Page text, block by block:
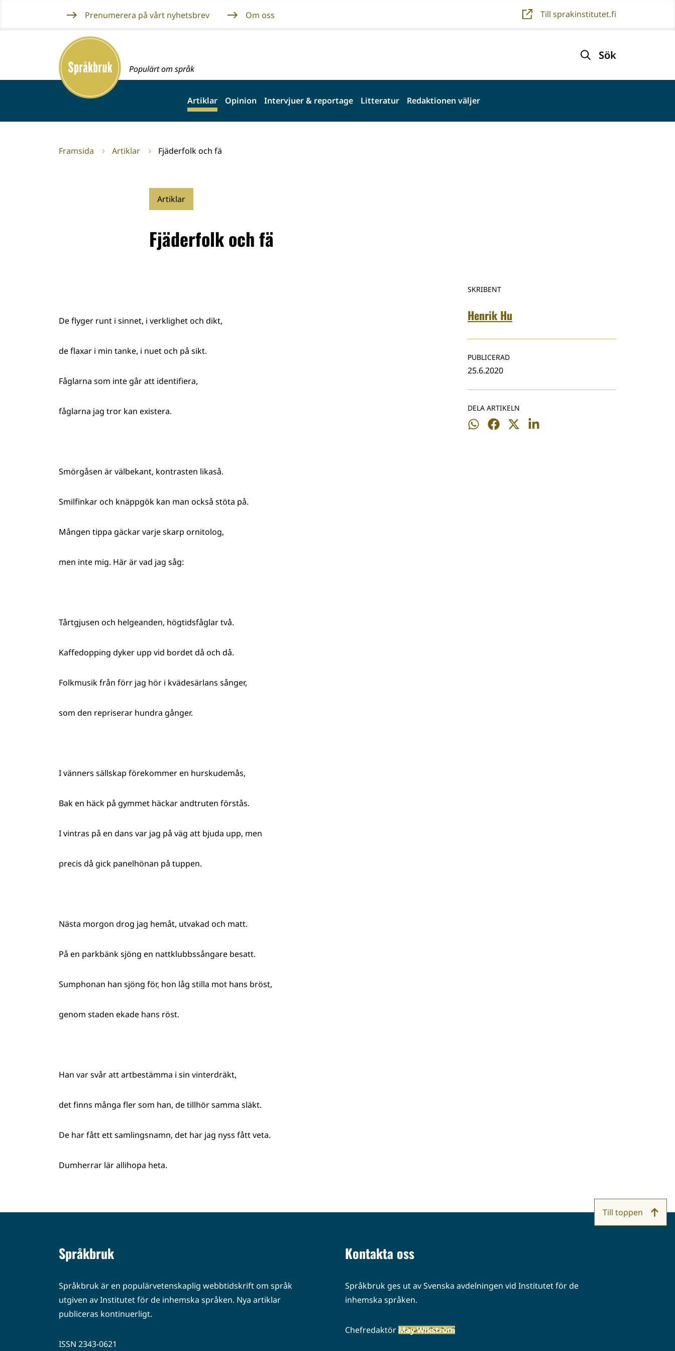
innehållet
Prenumerera på vårt nyhetsbrev Om oss Till sprakinstitutet.fi
Framsida
Populärt om språk
Sök
Artiklar Opinion Intervjuer & reportage Litteratur Redaktionen väljer
Framsida Artiklar Fjäderfolk och fä
Artiklar
Fjäderfolk och fä
SKRIBENT
Henrik Hu
PUBLICERAD
25.6.2020
DELA ARTIKELN
Dela
Dela
Dela
Dela
De flyger runt i sinnet, i verklighet och dikt,
de flaxar i min tanke, i nuet och på sikt.
Fåglarna som inte går att identifiera,
fåglarna jag tror kan existera.
Smörgåsen är välbekant, kontrasten likaså.
Smilfinkar och knäppgök kan man också stöta på.
Mången tippa gäckar varje skarp ornitolog,
men inte mig. Här är vad jag såg:
Tårtgjusen och helgeanden, högtidsfåglar två.
Kaffedopping dyker upp vid bordet då och då.
Folkmusik från förr jag hör i kvädesärlans sånger,
som den repriserar hundra gånger.
I vänners sällskap förekommer en hurskudemås,
Bak en häck på gymmet häckar andtruten förstås.
I vintras på en dans var jag på väg att bjuda upp, men
precis då gick panelhönan på tuppen.
Nästa morgon drog jag hemåt, utvakad och matt.
På en parkbänk sjöng en nattklubbssångare besatt.
Sumphonan han sjöng för, hon låg stilla mot hans bröst,
genom staden ekade hans röst.
Han var svår att artbestämma i sin vinterdräkt,
det finns många fler som han, de tillhör samma släkt.
De har fått ett samlingsnamn, det har jag nyss fått veta.
Dumherrar lär allihopa heta.
Språkbruk
Språkbruk är en populärvetenskaplig webbtidskrift om språk
utgiven av Institutet för de inhemska språken. Nya artiklar
publiceras kontinuerligt.
ISSN 2343-0621
Kontakta oss
Språkbruk ges ut av Svenska avdelningen vid Institutet för de
inhemska språken.
ChefredaktörMay Wikström
Till toppen